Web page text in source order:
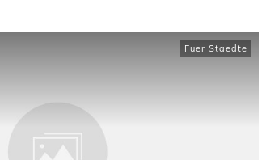
Fuer Staedte